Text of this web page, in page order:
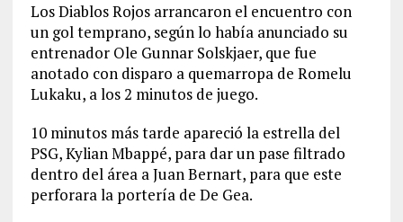
Los Diablos Rojos arrancaron el encuentro con
un gol temprano, según lo había anunciado su
entrenador Ole Gunnar Solskjaer, que fue
anotado con disparo a quemarropa de Romelu
Lukaku, a los 2 minutos de juego.
10 minutos más tarde apareció la estrella del
PSG, Kylian Mbappé, para dar un pase filtrado
dentro del área a Juan Bernart, para que este
perforara la portería de De Gea.